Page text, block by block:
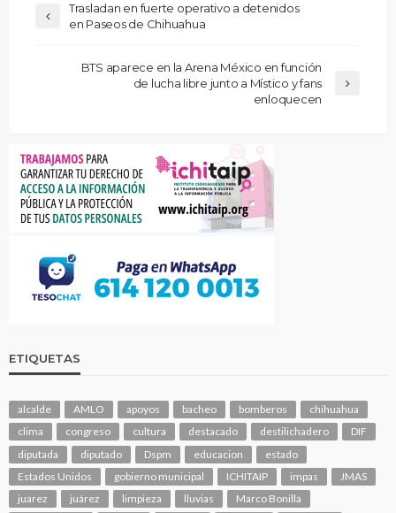
Trasladan en fuerte operativo a detenidos
en Paseos de Chihuahua
BTS aparece en la Arena México en función
de lucha libre junto a Místico y fans
enloquecen
ETIQUETAS
alcalde AMLO apoyos bacheo bomberos
chihuahua
clima
congreso cultura destacado destilichadero
DIF
diputada
diputado Dspm educacion
estado
Estados Unidos
gobierno municipal ICHITAIP impas
JMAS
juarez
juárez limpieza lluvias
Marco Bonilla